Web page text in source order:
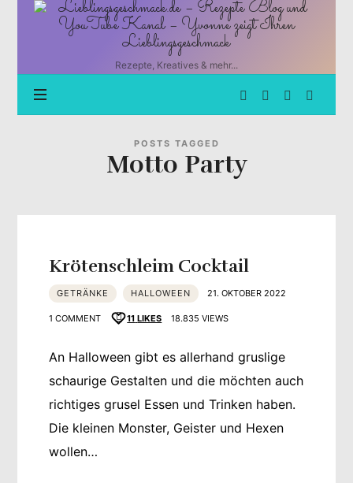
Lieblingsgeschmack.de
Rezepte
und
YouTube
Kanal
Rezepte, Kreatives & mehr...
POSTS TAGGED
Motto Party
Krötenschleim Cocktail
GETRÄNKE HALLOWEEN 21. OKTOBER 2022
1 COMMENT 11 LIKES 18.835 VIEWS
An Halloween gibt es allerhand gruslige
schaurige Gestalten und die möchten auch
richtiges grusel Essen und Trinken haben.
Die kleinen Monster, Geister und Hexen
wollen…